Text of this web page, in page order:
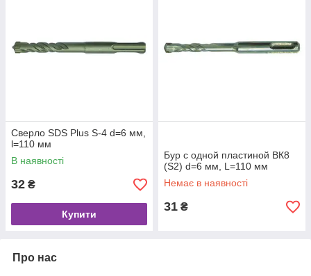
Сверло SDS Plus S-4 d=6 мм,
l=110 мм
В наявності
32 ₴
Купити
Бур с одной пластиной ВК8
(S2) d=6 мм, L=110 мм
Немає в наявності
31 ₴
Про нас